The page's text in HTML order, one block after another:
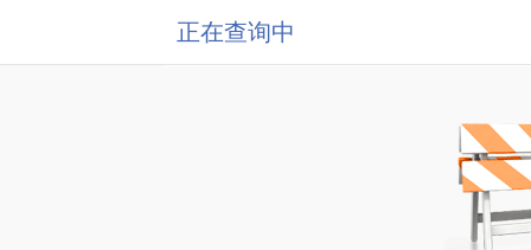
正在查询中